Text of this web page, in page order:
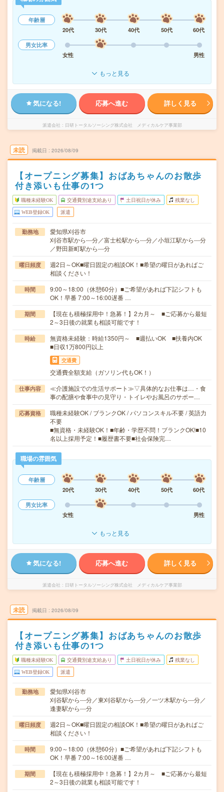
年齢層
20代
30代 40代 50代
60代
男女比率
女性
男性
もっと見る
気になる! 応募へ進む 詳しく見る
派遣会社 日研トータルソーシング株式会社 メディカルケア事業部
未読 掲載日 2026/08/09
【オープニング募集】おばあちゃんのお散歩
付き添いも仕事の1つ
職種未経験OK 交通費別途支給あり 土日祝日が休み 残業なし
WEB登録OK 派遣
勤務地
愛知県刈谷市
刈谷市駅から---分／富士松駅から---分／小垣江駅から---分
／野田新町駅から---分
曜日頻度
週2日～OK■曜日固定の相談OK！■希望の曜日があればご
相談ください！
時間
9:00～18:00（休憩60分）■ご希望があれば下記シフトも
OK！早番 7:00～16:00遅番 …
期間
【現在も積極採用中！急募！】2カ月～ ■ご応募から最短
2～3日後の就業も相談可能です！
時給
無資格未経験：時給1350円～ ■週払いOK ■扶養内OK
■日収1万800円以上
交通費
交通費全額支給（ガソリン代もOK！）
仕事内容
≪介護施設での生活サポート≫▽具体的なお仕事は…・食
事の配膳や食事中の見守り・トイレやお風呂のサポー…
応募資格
職種未経験OK / ブランクOK / パソコンスキル不要 / 英語力
不要
■無資格・未経験OK！■年齢・学歴不問！ブランクOK!■10
名以上採用予定！■履歴書不要■社会保険完…
職場の雰囲気
年齢層
20代
30代 40代 50代
60代
男女比率
女性
男性
もっと見る
気になる! 応募へ進む 詳しく見る
派遣会社 日研トータルソーシング株式会社 メディカルケア事業部
未読 掲載日 2026/08/09
【オープニング募集】おばあちゃんのお散歩
付き添いも仕事の1つ
職種未経験OK 交通費別途支給あり 土日祝日が休み 残業なし
WEB登録OK 派遣
勤務地
愛知県刈谷市
刈谷駅から---分／東刈谷駅から---分／一ツ木駅から---分／
逢妻駅から---分
曜日頻度
週2日～OK■曜日固定の相談OK！■希望の曜日があればご
相談ください！
時間
9:00～18:00（休憩60分）■ご希望があれば下記シフトも
OK！早番 7:00～16:00遅番 …
期間
【現在も積極採用中！急募！】2カ月～ ■ご応募から最短
2～3日後の就業も相談可能です！